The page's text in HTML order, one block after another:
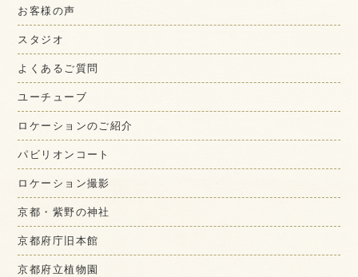
お客様の声
スタジオ
よくあるご質問
ユーチューブ
ロケーションのご紹介
パビリオンコート
ロケーション撮影
京都・紫野の神社
京都府庁旧本館
京都府立植物園